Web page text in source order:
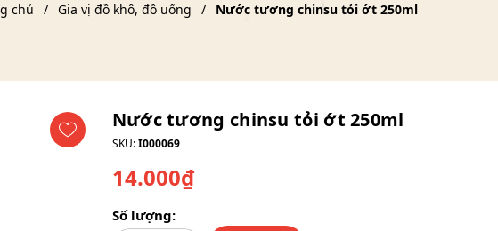
chủ Gia vị đồ khô, đồ uống Nước tương chinsu tỏi ớt 250ml
Nước tương chinsu tỏi ớt 250ml
SKU:I000069
14.000₫
Số lượng: